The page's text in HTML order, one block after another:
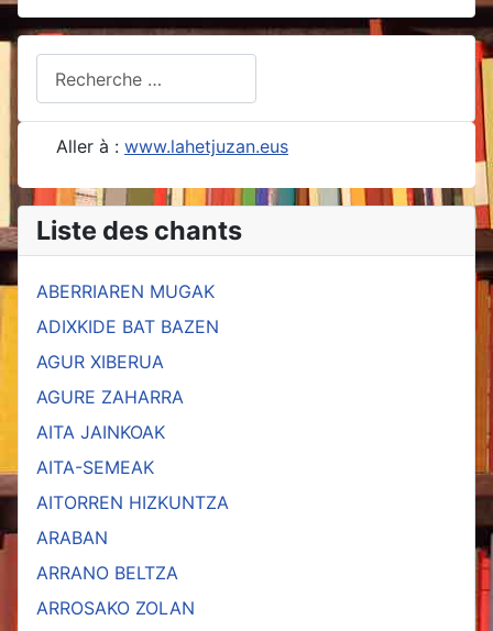
Type 2 or more characters for results.
Aller à : www.lahetjuzan.eus
Liste des chants
ABERRIAREN MUGAK
ADIXKIDE BAT BAZEN
AGUR XIBERUA
AGURE ZAHARRA
AITA JAINKOAK
AITA-SEMEAK
AITORREN HIZKUNTZA
ARABAN
ARRANO BELTZA
ARROSAKO ZOLAN